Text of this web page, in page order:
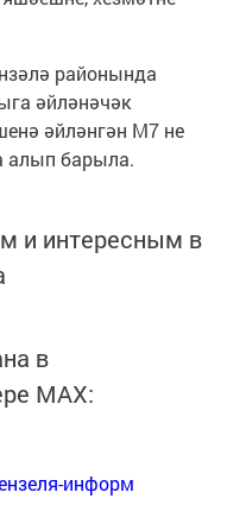
районында
әйләнәчәк
әйләнгән М7 не
алып барыла.
и интересным в
в
MАХ:
информ